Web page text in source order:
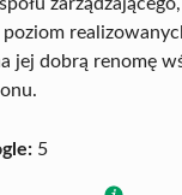
jej dobrą renomę
5